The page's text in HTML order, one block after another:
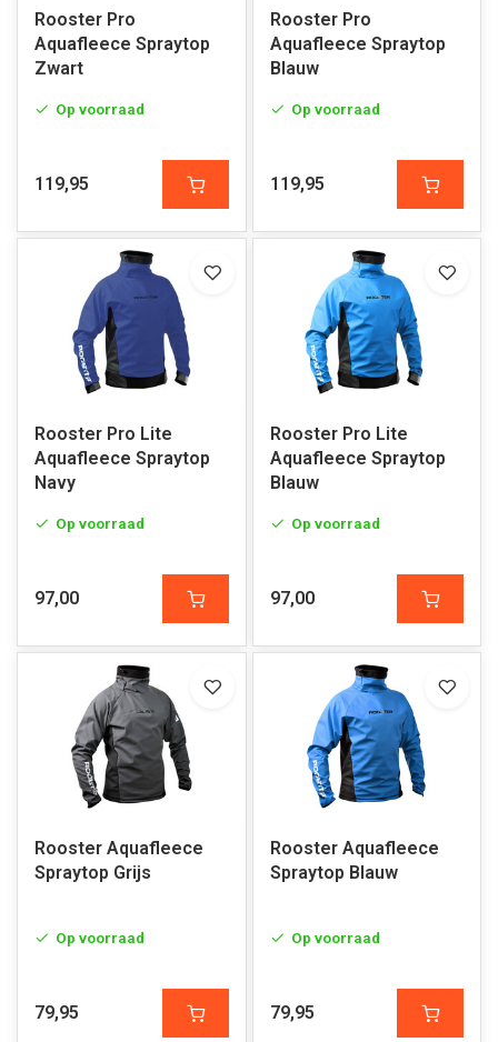
Rooster Pro
Aquafleece Spraytop
Zwart
Op voorraad
119,95
Rooster Pro
Aquafleece Spraytop
Blauw
Op voorraad
119,95
Rooster Pro Lite
Aquafleece Spraytop
Navy
Op voorraad
97,00
Rooster Pro Lite
Aquafleece Spraytop
Blauw
Op voorraad
97,00
Rooster Aquafleece
Spraytop Grijs
Op voorraad
79,95
Rooster Aquafleece
Spraytop Blauw
Op voorraad
79,95